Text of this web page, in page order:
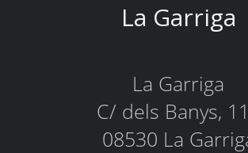
La Garriga
La Garriga
C/ dels Banys,
08530 La